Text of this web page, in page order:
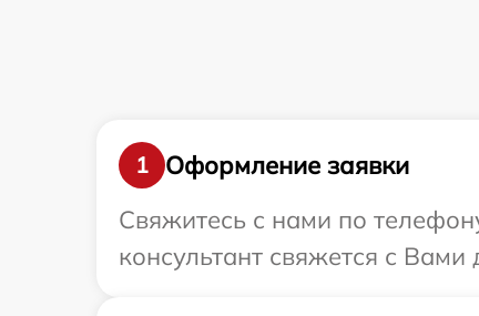
1
Оформление заявки
Свяжитесь с нами по
консультант свяжется с